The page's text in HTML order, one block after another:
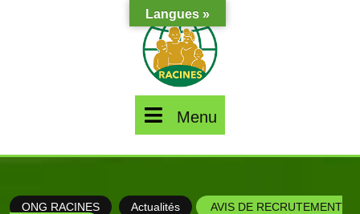
Menu
ONG RACINES Actualités
AVIS DE RECRUTEMENT
Langues »